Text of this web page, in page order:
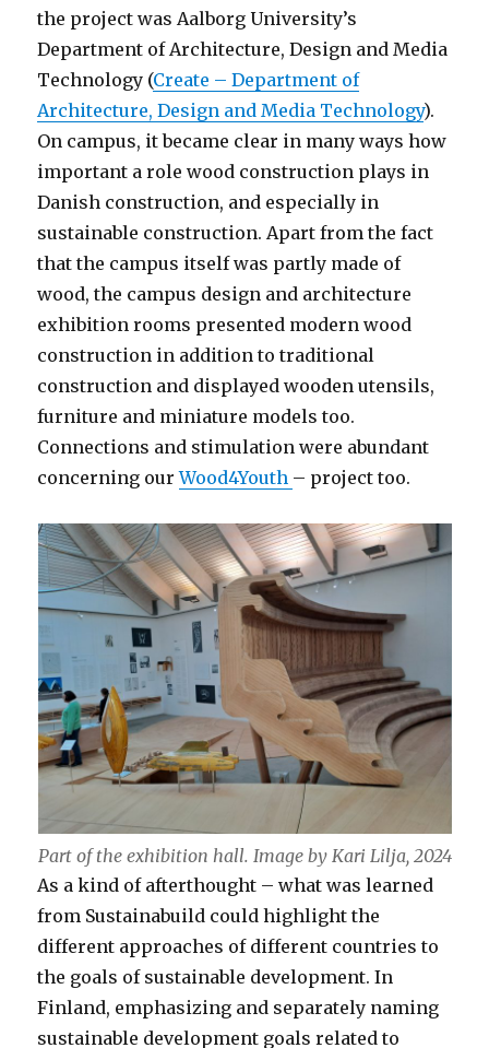
the project was Aalborg University’s
Department of Architecture, Design and Media
Technology (Create – Department of
Architecture, Design and Media Technology).
On campus, it became clear in many ways how
important a role wood construction plays in
Danish construction, and especially in
sustainable construction. Apart from the fact
that the campus itself was partly made of
wood, the campus design and architecture
exhibition rooms presented modern wood
construction in addition to traditional
construction and displayed wooden utensils,
furniture and miniature models too.
Connections and stimulation were abundant
concerning ourWood4Youth – project too.
Part of the exhibition hall. Image by Kari Lilja, 2024
As a kind of afterthought – what was learned
from Sustainabuild could highlight the
different approaches of different countries to
the goals of sustainable development. In
Finland, emphasizing and separately naming
sustainable development goals related to